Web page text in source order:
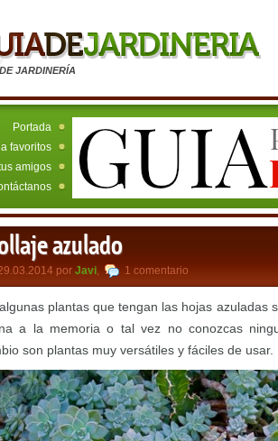
JARDINERÍA
Portada
favoritos
amigos
azulado
por Javi, 1 comentario
plantas que tengan las hojas azuladas
a la memoria o tal vez no conozcas
son plantas muy versátiles y fáciles de usar.